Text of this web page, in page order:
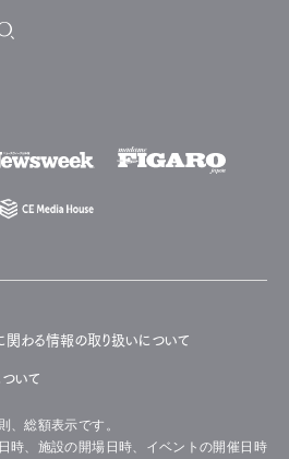
わる情報の取り扱いについて
いて
、総額表示です。
時、施設の開場日時、イベントの開催日時